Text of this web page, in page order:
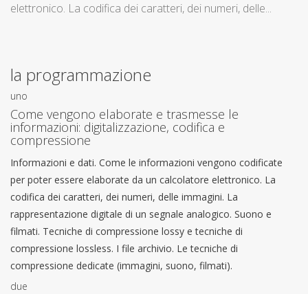
elettronico. La codifica dei caratteri, dei numeri, delle...
la programmazione
uno
Come vengono elaborate e trasmesse le
informazioni: digitalizzazione, codifica e
compressione
Informazioni e dati. Come le informazioni vengono codificate
per poter essere elaborate da un calcolatore elettronico. La
codifica dei caratteri, dei numeri, delle immagini. La
rappresentazione digitale di un segnale analogico. Suono e
filmati. Tecniche di compressione lossy e tecniche di
compressione lossless. I file archivio. Le tecniche di
compressione dedicate (immagini, suono, filmati).
due